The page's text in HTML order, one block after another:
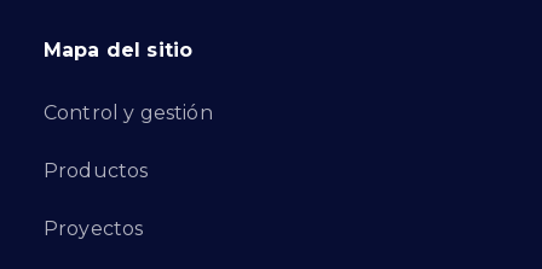
Mapa del sitio
Control y gestión
Productos
Proyectos